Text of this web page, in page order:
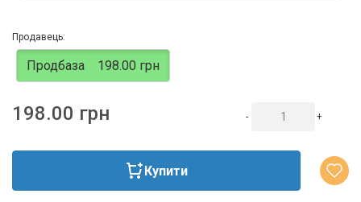
Продавець:
Продбаза 198.00 грн
198.00 грн - +
Купити